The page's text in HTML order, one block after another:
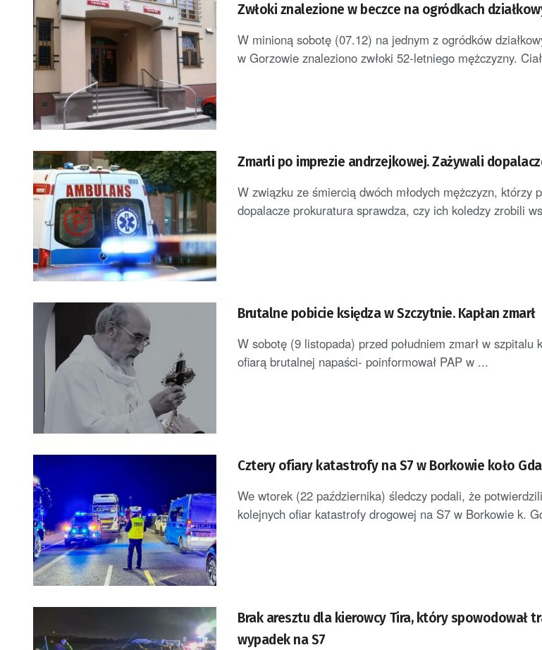
Zwłoki znalezione w beczce na ogródkach
W minioną sobotę (07.12) na jednym z ogródków
w Gorzowie znaleziono zwłoki 52-letniego mężczyzny.
Zmarli po imprezie andrzejkowej. Zażywali
W związku ze śmiercią dwóch młodych mężczyzn, którzy
dopalacze prokuratura sprawdza, czy ich koledzy zrobili
Brutalne pobicie księdza w Szczytnie. Kapłan zmarł
W sobotę (9 listopada) przed południem zmarł w szpitalu
ofiarą brutalnej napaści- poinformował PAP w ...
Cztery ofiary katastrofy na S7 w Borkowie koło
We wtorek (22 października) śledczy podali, że
kolejnych ofiar katastrofy drogowej na S7 w Borkowie k.
Brak aresztu dla kierowcy Tira, który spowodował
wypadek na S7